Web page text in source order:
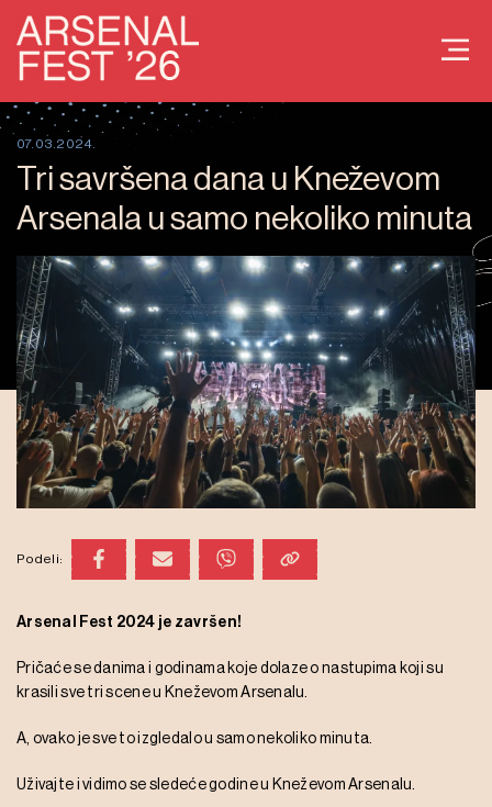
07.03.2024.
Tri savršena dana u Kneževom
Arsenala u samo nekoliko minuta
Podeli:
Arsenal Fest 2024 je završen!
Pričaće se danima i godinama koje dolaze o nastupima koji su
krasili sve tri scene u Kneževom Arsenalu.
A, ovako je sve to izgledalo u samo nekoliko minuta.
Uživajte i vidimo se sledeće godine u Kneževom Arsenalu.